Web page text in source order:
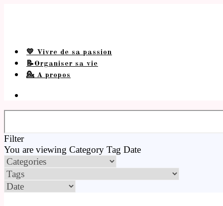
💛 Vivre de sa passion
📝Organiser sa vie
💁 A propos
Filter
You are viewing Category Tag Date